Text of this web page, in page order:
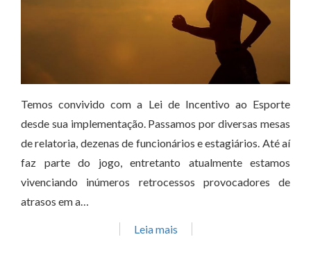
Temos convivido com a Lei de Incentivo ao Esporte
desde sua implementação. Passamos por diversas mesas
de relatoria, dezenas de funcionários e estagiários. Até aí
faz parte do jogo, entretanto atualmente estamos
vivenciando inúmeros retrocessos provocadores de
atrasos em a…
Leia mais